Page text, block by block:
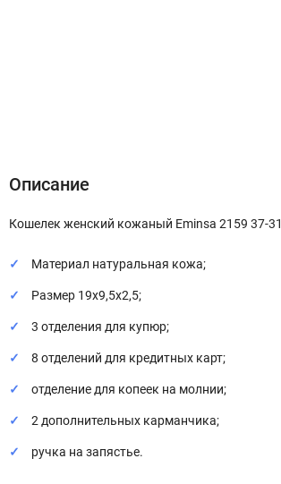
Описание
Кошелек женский кожаный Eminsa 2159 37-31
Материал натуральная кожа;
Размер 19х9,5х2,5;
3 отделения для купюр;
8 отделений для кредитных карт;
отделение для копеек на молнии;
2 дополнительных карманчика;
ручка на запястье.